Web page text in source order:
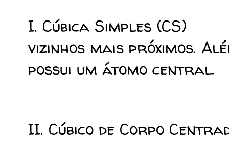
I. Cúbica Simples (CS)
vizinhos mais próximos.
possui um átomo central.
II. Cúbico de Corpo